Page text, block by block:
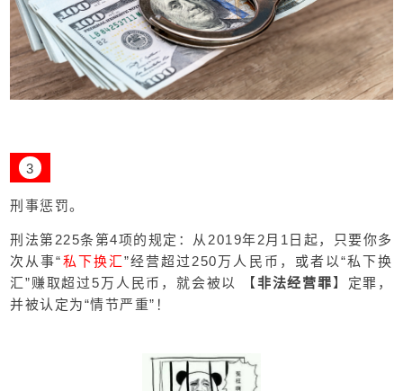
3
刑事惩罚。
刑法第225条第4项的规定：从2019年2月1日起，只要你多
次从事“私下换汇”经营超过250万人民币，或者以“私下换
汇”赚取超过5万人民币，就会被以 【非法经营罪】定罪，
并被认定为“情节严重”！